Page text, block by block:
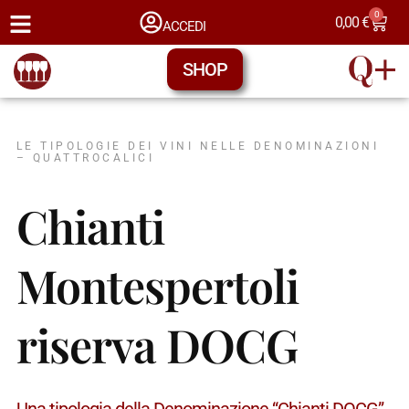
ACCEDI 0,00€ 0
SHOP
LE TIPOLOGIE DEI VINI NELLE DENOMINAZIONI
– QUATTROCALICI
Chianti
Montespertoli
riserva DOCG